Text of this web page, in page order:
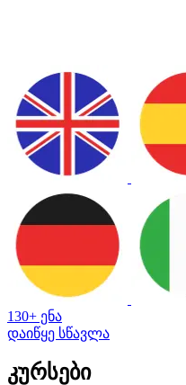
130+ ენა
დაიწყე სწავლა
კურსები